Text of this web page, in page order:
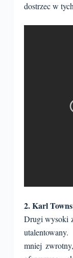
dostrzec w
2. Karl
Drugi wysoki
mniej